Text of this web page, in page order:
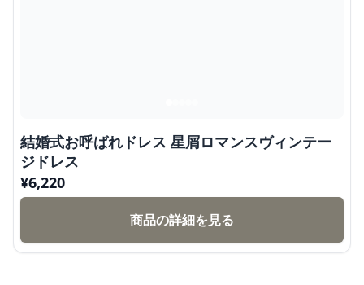
結婚式お呼ばれドレス 星屑ロマンスヴィンテー
ジドレス
¥6,220
商品の詳細を見る